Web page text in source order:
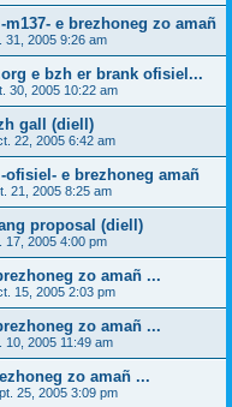
e brezhoneg zo amañ
31, 2005 9:26 am
e bzh er brank ofisiel...
30, 2005 10:22 am
gall (diell)
22, 2005 6:42 am
ofisiel- e brezhoneg amañ
21, 2005 8:25 am
proposal (diell)
17, 2005 4:00 pm
zo amañ ...
15, 2005 2:03 pm
zo amañ ...
10, 2005 11:49 am
zo amañ ...
25, 2005 3:09 pm